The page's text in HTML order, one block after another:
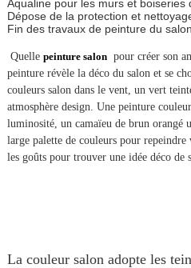
Aqualine pour les murs et boiseries
Dépose de la protection et
Fin des travaux de peinture du salon.
Quelle peinture salonpour créer son
peinture révèle la déco du salon et se
couleurs salon dans le vent, un vert
atmosphère design. Une peinture
luminosité, un camaïeu de brun orangé
large palette de couleurs pour
les goûts pour trouver une idée déco de
La couleur salon adopte les